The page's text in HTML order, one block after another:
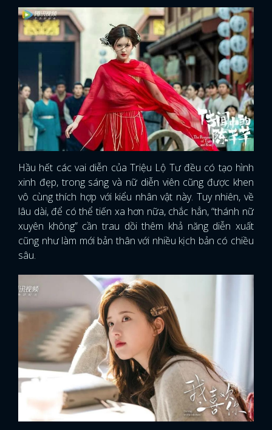
Hầu hết các vai diễn của Triệu Lộ Tư đều có tạo hình
xinh đẹp, trong sáng và nữ diễn viên cũng được khen
vô cùng thích hợp với kiểu nhân vật này. Tuy nhiên, về
lâu dài, để có thể tiến xa hơn nữa, chắc hẳn, “thánh nữ
xuyên không” cần trau dồi thêm khả năng diễn xuất
cũng như làm mới bản thân với nhiều kịch bản có chiều
sâu.